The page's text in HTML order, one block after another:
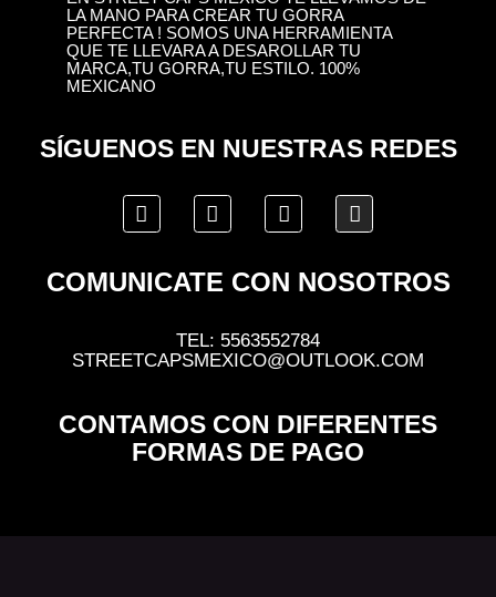
LA MANO PARA CREAR TU GORRA
PERFECTA ! SOMOS UNA HERRAMIENTA
QUE TE LLEVARA A DESAROLLAR TU
MARCA,TU GORRA,TU ESTILO. 100%
MEXICANO
SÍGUENOS EN NUESTRAS REDES
COMUNICATE CON NOSOTROS
TEL: 5563552784
STREETCAPSMEXICO@OUTLOOK.COM
CONTAMOS CON DIFERENTES
FORMAS DE PAGO